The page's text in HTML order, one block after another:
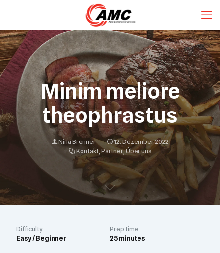
Minim meliore
theophrastus
Nina Brenner
12. Dezember 2022
Kontakt, Partner,Über uns
Difficulty
Easy / Beginner
Prep time
25 minutes